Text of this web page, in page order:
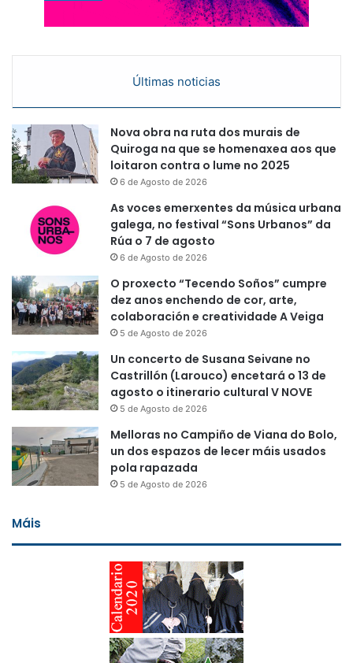
Últimas noticias
Nova obra na ruta dos murais de
Quiroga na que se homenaxea aos que
loitaron contra o lume no 2025
6 de Agosto de 2026
As voces emerxentes da música urbana
galega, no festival “Sons Urbanos” da
Rúa o 7 de agosto
6 de Agosto de 2026
O proxecto “Tecendo Soños” cumpre
dez anos enchendo de cor, arte,
colaboración e creatividade A Veiga
5 de Agosto de 2026
Un concerto de Susana Seivane no
Castrillón (Larouco) encetará o 13 de
agosto o itinerario cultural V NOVE
5 de Agosto de 2026
Melloras no Campiño de Viana do Bolo,
un dos espazos de lecer máis usados
pola rapazada
5 de Agosto de 2026
Máis